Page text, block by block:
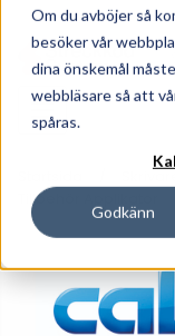
Om du avböjer så
besöker vår
dina önskemål
webbläsare så att
spåras.
Godkänn
010-162 61 90
Tillbehör Applikator